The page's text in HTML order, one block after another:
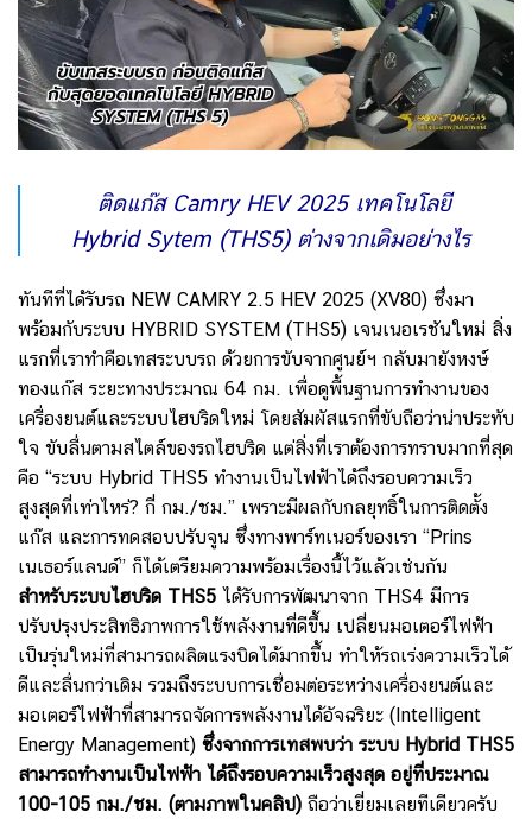
ติดแก๊ส Camry HEV 2025 เทคโนโลยี
Hybrid Sytem (THS5) ต่างจากเดิมอย่างไร
ทันทีที่ได้รับรถ NEW CAMRY 2.5 HEV 2025 (XV80) ซึ่งมา
พร้อมกับระบบ HYBRID SYSTEM (THS5) เจนเนอเรชันใหม่ สิ่ง
แรกที่เราทำคือเทสระบบรถ ด้วยการขับจากศูนย์ฯ กลับมายังหงษ์
ทองแก๊ส ระยะทางประมาณ 64 กม. เพื่อดูพื้นฐานการทำงานของ
เครื่องยนต์และระบบไฮบริดใหม่ โดยสัมผัสแรกที่ขับถือว่าน่าประทับ
ใจ ขับลื่นตามสไตล์ของรถไฮบริด แต่สิ่งที่เราต้องการทราบมากที่สุด
คือ “ระบบ Hybrid THS5 ทำงานเป็นไฟฟ้าได้ถึงรอบความเร็ว
สูงสุดที่เท่าไหร่? กี่ กม./ชม.” เพราะมีผลกับกลยุทธิ์ในการติดตั้ง
แก๊ส และการทดสอบปรับจูน ซึ่งทางพาร์ทเนอร์ของเรา “Prins
เนเธอร์แลนด์” ก็ได้เตรียมความพร้อมเรื่องนี้ไว้แล้วเช่นกัน
สำหรับระบบไฮบริด THS5 ได้รับการพัฒนาจาก THS4 มีการ
ปรับปรุงประสิทธิภาพการใช้พลังงานที่ดีขึ้น เปลี่ยนมอเตอร์ไฟฟ้า
เป็นรุ่นใหม่ที่สามารถผลิตแรงบิดได้มากขึ้น ทำให้รถเร่งความเร็วได้
ดีและลื่นกว่าเดิม รวมถึงระบบการเชื่อมต่อระหว่างเครื่องยนต์และ
มอเตอร์ไฟฟ้าที่สามารถจัดการพลังงานได้อัจฉริยะ (Intelligent
Energy Management) ซึ่งจากการเทสพบว่า ระบบ Hybrid THS5
สามารถทำงานเป็นไฟฟ้า ได้ถึงรอบความเร็วสูงสุด อยู่ที่ประมาณ
100-105 กม./ชม. (ตามภาพในคลิป) ถือว่าเยี่ยมเลยทีเดียวครับ